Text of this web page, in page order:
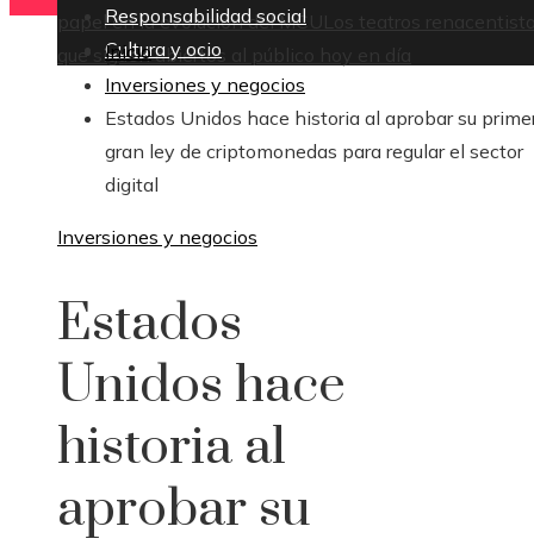
papel en la evolución del MCU
Los teatros
que siguen abiertos al público hoy en día
Responsabilidad social
Cultura y ocio
Inicio
Inversiones y negocios
Estados Unidos hace historia al aprobar su
gran ley de criptomonedas para regular el sector
digital
Inversiones y negocios
Estados
Unidos hace
historia al
aprobar su